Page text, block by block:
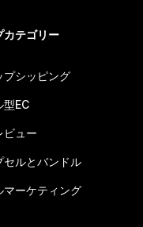
カテゴリー
プシッピング
型EC
ビュー
セルとバンドル
マーケティング